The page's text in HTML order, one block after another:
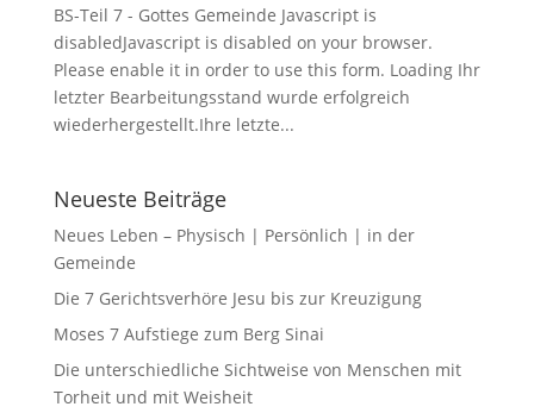
BS-Teil 7 - Gottes Gemeinde Javascript is
disabledJavascript is disabled on your browser.
Please enable it in order to use this form. Loading Ihr
letzter Bearbeitungsstand wurde erfolgreich
wiederhergestellt.Ihre letzte...
Neueste Beiträge
Neues Leben – Physisch | Persönlich | in der
Gemeinde
Die 7 Gerichtsverhöre Jesu bis zur Kreuzigung
Moses 7 Aufstiege zum Berg Sinai
Die unterschiedliche Sichtweise von Menschen mit
Torheit und mit Weisheit